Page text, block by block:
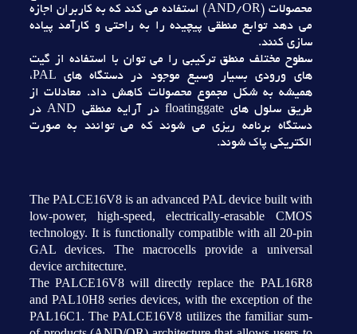
محصولات (AND/OR) استفاده مي کند که به کاربران اجازه
مي دهد توابع منطقي پيچيده را به راحتي و کارآمد پياده
سازي کنند.
سطوح مختلف منطق ترکيبي را مي توان با استفاده از گيت
هاي ورودي بسيار وسيع موجود در دستگاه هاي PAL،
هميشه به شکل مجموع محصولات کاهش داد. معادلات از
طريق سلول هاي floatinggate در آرايه منطقي AND در
دستگاه برنامه ريزي مي شوند که مي توانند به صورت
الکتريکي پاک شوند.
The PALCE16V8 is an advanced PAL device built with
low-power, high-speed, electrically-erasable CMOS
technology. It is functionally compatible with all 20-pin
GAL devices. The macrocells provide a universal
device architecture.
The PALCE16V8 will directly replace the PAL16R8
and PAL10H8 series devices, with the exception of the
PAL16C1. The PALCE16V8 utilizes the familiar sum-